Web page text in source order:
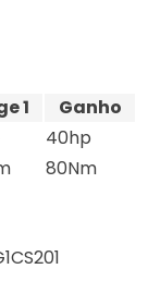
1
Ganho
40hp
80Nm